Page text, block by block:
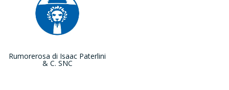
Rumorerosa di Isaac Paterlini
& C. SNC